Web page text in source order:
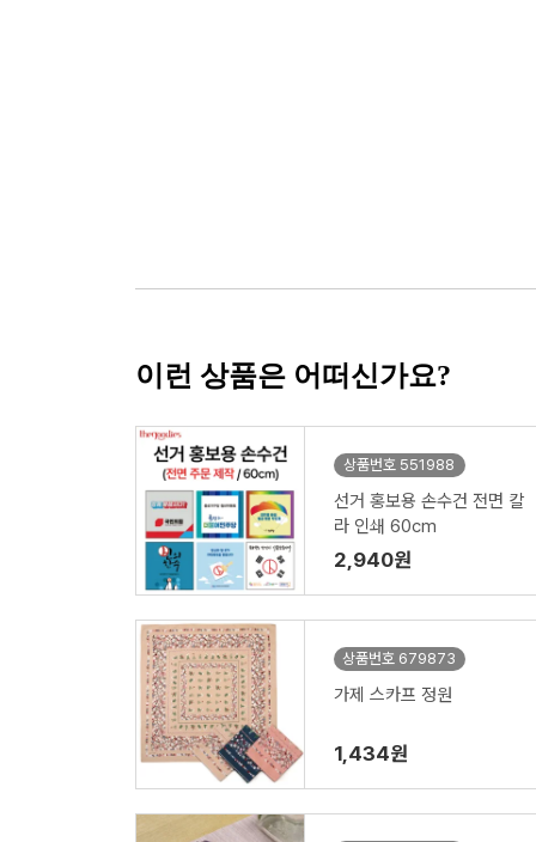
이런 상품은 어떠신가요?
상품번호 551988
선거 홍보용 손수건 전면 칼
라 인쇄 60cm
2,940원
상품번호 679873
가제 스카프 정원
1,434원